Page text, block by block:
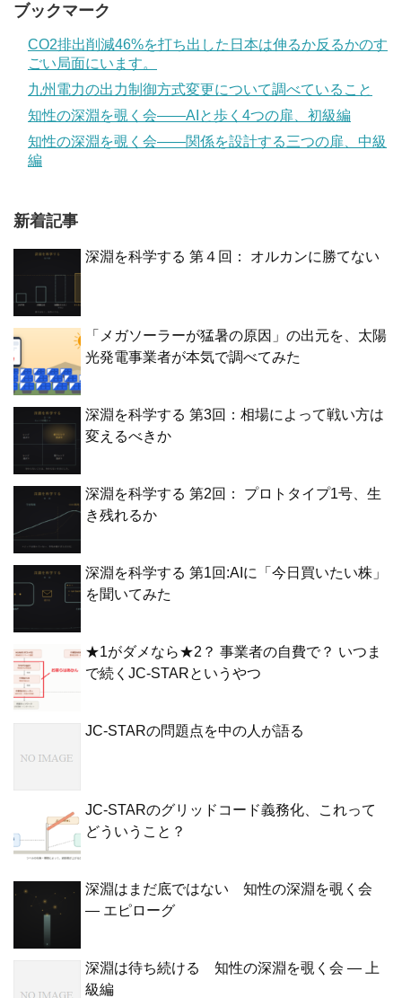
ブックマーク
CO2排出削減46%を打ち出した日本は伸るか反るかのす
ごい局面にいます。
九州電力の出力制御方式変更について調べていること
知性の深淵を覗く会——AIと歩く4つの扉、初級編
知性の深淵を覗く会——関係を設計する三つの扉、中級
編
新着記事
深淵を科学する 第４回： オルカンに勝てない
「メガソーラーが猛暑の原因」の出元を、太陽
光発電事業者が本気で調べてみた
深淵を科学する 第3回：相場によって戦い方は
変えるべきか
深淵を科学する 第2回： プロトタイプ1号、生
き残れるか
深淵を科学する 第1回:AIに「今日買いたい株」
を聞いてみた
★1がダメなら★2？ 事業者の自費で？ いつま
で続くJC-STARというやつ
JC-STARの問題点を中の人が語る
JC-STARのグリッドコード義務化、これって
どういうこと？
深淵はまだ底ではない 知性の深淵を覗く会
— エピローグ
深淵は待ち続ける 知性の深淵を覗く会 — 上
級編